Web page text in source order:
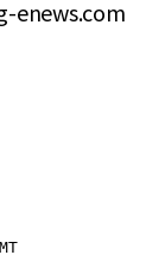
enews.com